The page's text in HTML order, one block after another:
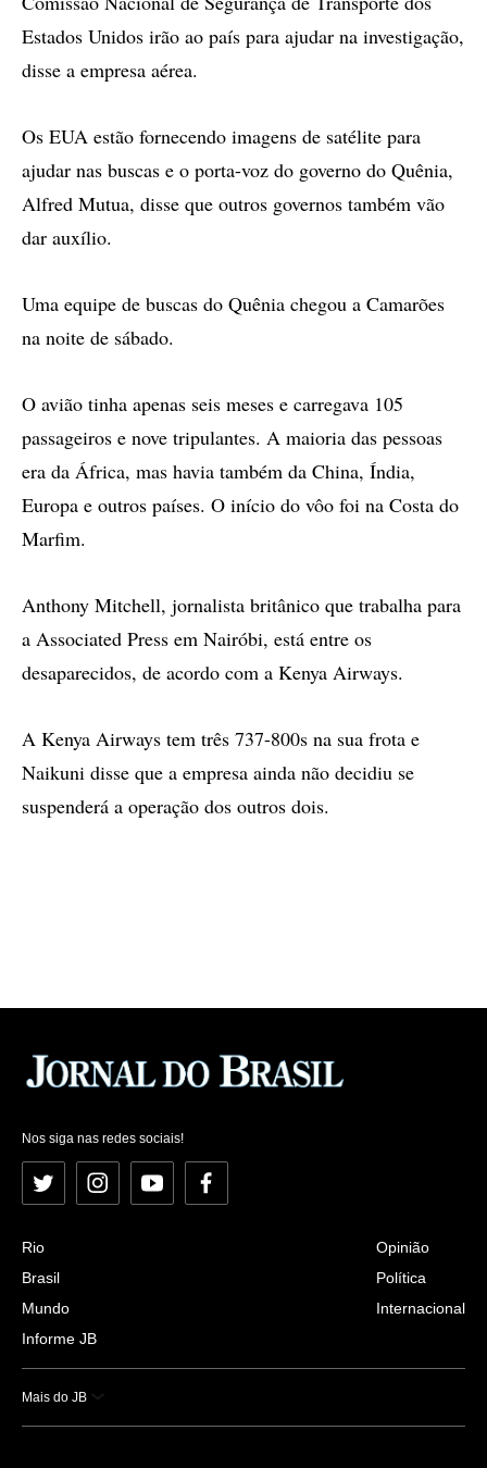
Estados Unidos irão ao país para ajudar na investigação,
disse a empresa aérea.
Os EUA estão fornecendo imagens de satélite para
ajudar nas buscas e o porta-voz do governo do Quênia,
Alfred Mutua, disse que outros governos também vão
dar auxílio.
Uma equipe de buscas do Quênia chegou a Camarões
na noite de sábado.
O avião tinha apenas seis meses e carregava 105
passageiros e nove tripulantes. A maioria das pessoas
era da África, mas havia também da China, Índia,
Europa e outros países. O início do vôo foi na Costa do
Marfim.
Anthony Mitchell, jornalista britânico que trabalha para
a Associated Press em Nairóbi, está entre os
desaparecidos, de acordo com a Kenya Airways.
A Kenya Airways tem três 737-800s na sua frota e
Naikuni disse que a empresa ainda não decidiu se
suspenderá a operação dos outros dois.
Nos siga nas redes sociais!
Twitter InstagramYouTubeFacebook
Rio
Brasil
Mundo
Informe JB
Opinião
Política
Internacional
Mais do JB
Esportes